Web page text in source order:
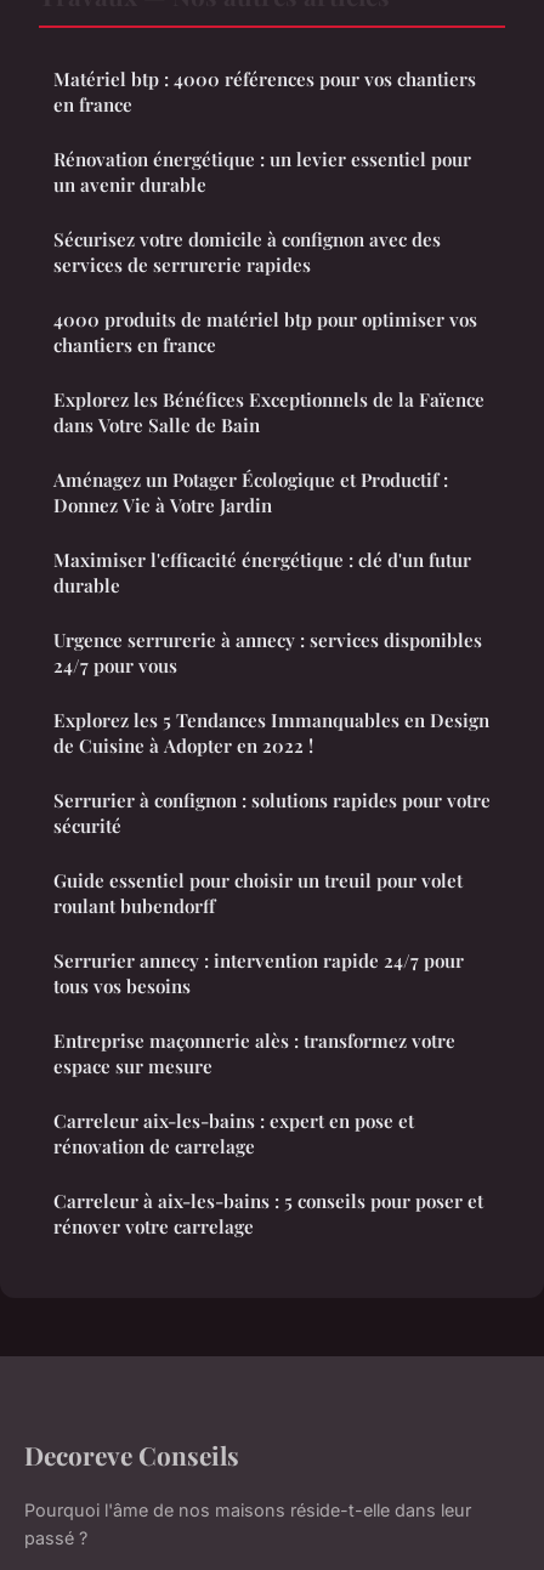
Matériel btp : 4000 références pour vos chantiers
en france
Rénovation énergétique : un levier essentiel pour
un avenir durable
Sécurisez votre domicile à confignon avec des
services de serrurerie rapides
4000 produits de matériel btp pour optimiser vos
chantiers en france
Explorez les Bénéfices Exceptionnels de la Faïence
dans Votre Salle de Bain
Aménagez un Potager Écologique et Productif :
Donnez Vie à Votre Jardin
Maximiser l'efficacité énergétique : clé d'un futur
durable
Urgence serrurerie à annecy : services disponibles
24/7 pour vous
Explorez les 5 Tendances Immanquables en Design
de Cuisine à Adopter en 2022 !
Serrurier à confignon : solutions rapides pour votre
sécurité
Guide essentiel pour choisir un treuil pour volet
roulant bubendorff
Serrurier annecy : intervention rapide 24/7 pour
tous vos besoins
Entreprise maçonnerie alès : transformez votre
espace sur mesure
Carreleur aix-les-bains : expert en pose et
rénovation de carrelage
Carreleur à aix-les-bains : 5 conseils pour poser et
rénover votre carrelage
Decoreve Conseils
Pourquoi l'âme de nos maisons réside-t-elle dans leur
passé ?